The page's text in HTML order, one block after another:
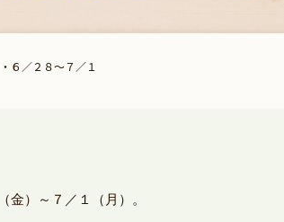
６／２８～７／１
金）～７／１（月）。